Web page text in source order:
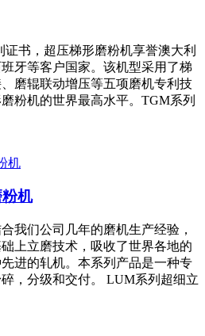
证书，超压梯形磨粉机享誉澳大利
牙等客户国家。该机型采用了梯
磨辊联动增压等五项磨机专利技
粉机的世界最高水平。TGM系列
机
我们公司几年的磨机生产经验，
上立磨技术，吸收了世界各地的
进的轧机。本系列产品是一种专
，分级和交付。 LUM系列超细立